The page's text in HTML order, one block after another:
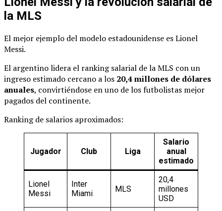
la MLS
El mejor ejemplo del modelo estadounidense es Lionel
Messi.
El argentino lidera el ranking salarial de la MLS con un
ingreso estimado cercano a los 20,4 millones de dólares
anuales, convirtiéndose en uno de los futbolistas mejor
pagados del continente.
Ranking de salarios aproximados:
Jugador Club Liga
Salario
anual
estimado
Lionel
Messi
Inter
Miami
MLS
20,4
millones
USD